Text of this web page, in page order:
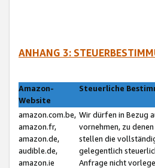
ANHANG 3:
Amazon-
Website
Steuerliche
amazon.com.be,
amazon.fr,
amazon.de,
audible.de,
amazon.ie
Wir dürfen in Bezug
vornehmen, zu
stellen die
gelegentlich
Anfrage nicht